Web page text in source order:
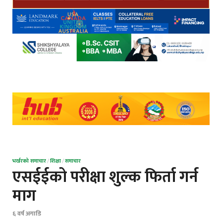
भर्खरको समाचार/शिक्षा/समाचार
एसईईको परीक्षा शुल्क फिर्ता गर्न
माग
६ वर्ष अगाडि